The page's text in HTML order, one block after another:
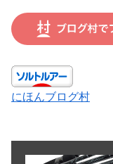
にほんブログ村